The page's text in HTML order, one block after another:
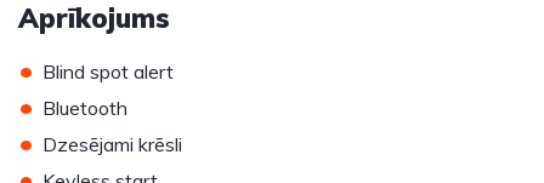
Aprīkojums
• Blind spot alert
• Bluetooth
• Dzesējami krēsli